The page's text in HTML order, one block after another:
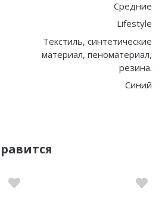
Средние
Lifestyle
Текстиль, синтетические
материал, пеноматериал,
резина.
Синий